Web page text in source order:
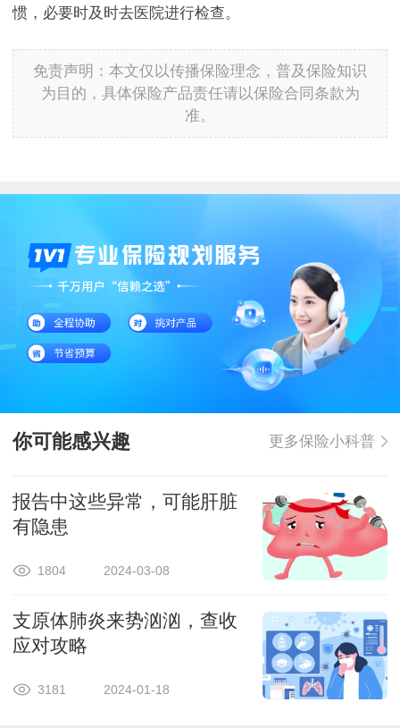
惯，必要时及时去医院进行检查。
免责声明：本文仅以传播保险理念，普及保险知识
为目的，具体保险产品责任请以保险合同条款为
准。
你可能感兴趣 更多保险小科普
报告中这些异常，可能肝脏
有隐患
1804 2024-03-08
支原体肺炎来势汹汹，查收
应对攻略
3181 2024-01-18